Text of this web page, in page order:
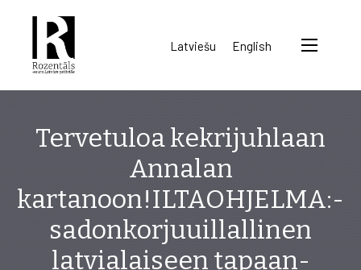
Rozentāls-
seura
Latviešu English
Tervetuloa kekrijuhlaan
Annalan
kartanoon!ILTAOHJELMA:-
sadonkorjuuillallinen
latvialaiseen tapaan-